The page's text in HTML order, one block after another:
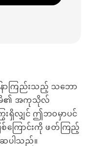
ာကြည်းသည့် သဘော
မိ၏ အကုသိုလ်
ေးရှိလျှင် ဤဘဝမှာပင်
စ်ကြောင်းကို ဖတ်ကြည့်
ပါသည်။